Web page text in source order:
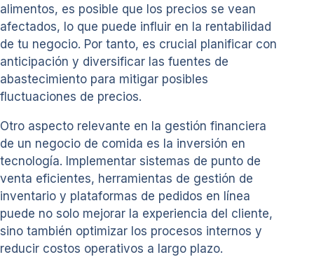
alimentos, es posible que los precios se vean
afectados, lo que puede influir en la rentabilidad
de tu negocio. Por tanto, es crucial planificar con
anticipación y diversificar las fuentes de
abastecimiento para mitigar posibles
fluctuaciones de precios.
Otro aspecto relevante en la gestión financiera
de un negocio de comida es la inversión en
tecnología. Implementar sistemas de punto de
venta eficientes, herramientas de gestión de
inventario y plataformas de pedidos en línea
puede no solo mejorar la experiencia del cliente,
sino también optimizar los procesos internos y
reducir costos operativos a largo plazo.